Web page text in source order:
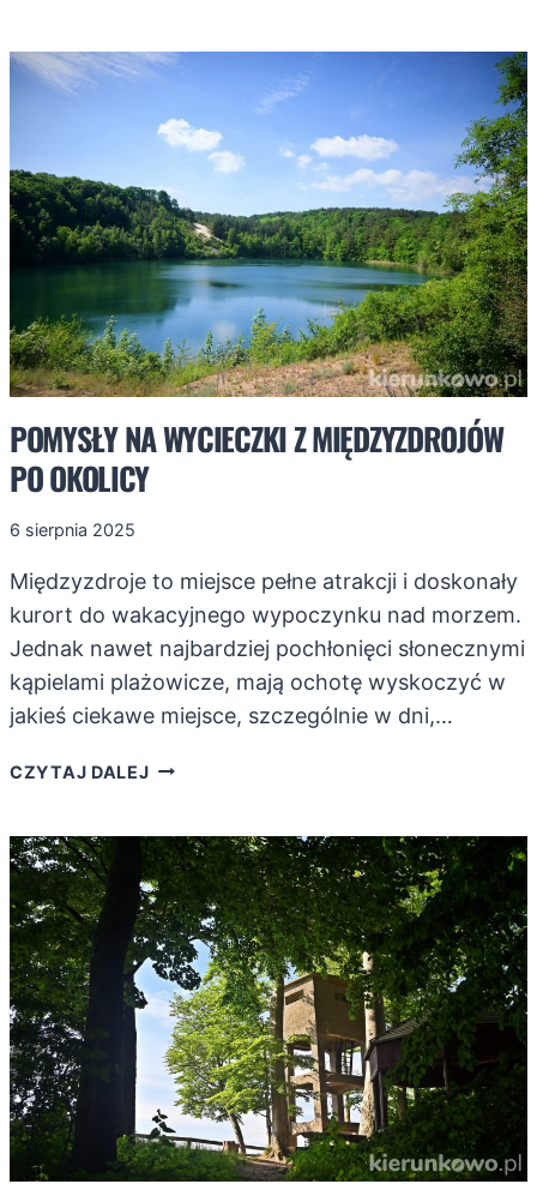
I
NUDY
NIE
BĘDZIE!
POMYSŁY NA WYCIECZKI Z MIĘDZYZDROJÓW
PO OKOLICY
6 sierpnia 2025
Międzyzdroje to miejsce pełne atrakcji i doskonały
kurort do wakacyjnego wypoczynku nad morzem.
Jednak nawet najbardziej pochłonięci słonecznymi
kąpielami plażowicze, mają ochotę wyskoczyć w
jakieś ciekawe miejsce, szczególnie w dni,…
CZYTAJ DALEJPOMYSŁY
Z
MIĘDZYZDROJÓW
PO
OKOLICY